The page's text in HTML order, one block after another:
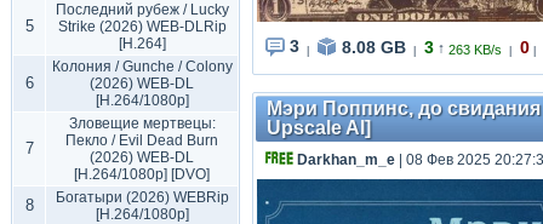
5
Последний рубеж / Lucky
Strike (2026) WEB-DLRip
[H.264]
6
Колония / Gunche / Colony
(2026) WEB-DL
[H.264/1080p]
7
Зловещие мертвецы:
Пекло / Evil Dead Burn
(2026) WEB-DL
[H.264/1080p] [DVO]
8
Богатыри (2026) WEBRip
[H.264/1080p]
3 8.08 GB 3 ↑ 263 KB/s 0
Мэри Поппинс, до свидания
Upscale AI]
Darkhan_m_e | 08 Фев 2025